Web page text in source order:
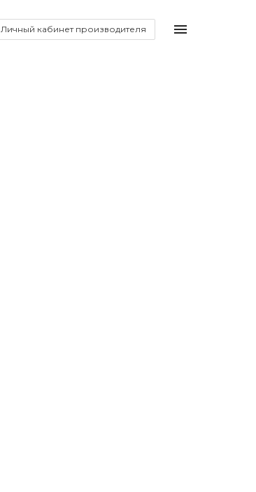
Личный кабинет производителя